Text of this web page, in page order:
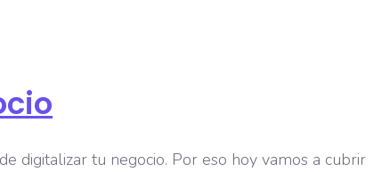
digitalizar tu negocio. Por eso hoy vamos a cubrir